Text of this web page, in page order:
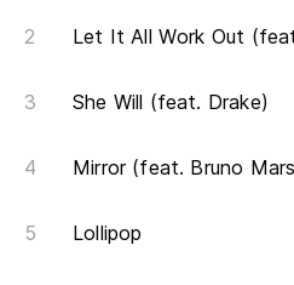
Let It All Work Out
She Will (feat. Drake)
Mirror (feat. Bruno
Lollipop